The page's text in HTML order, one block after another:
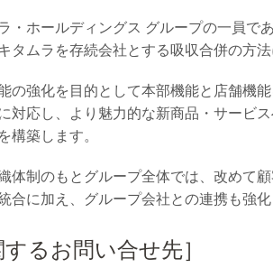
・ホールディングス グループの一員で
タムラを存続会社とする吸収合併の方
の強化を目的として本部機能と店舗機
対応し、より魅力的な新商品・サービ
構築します。
体制のもとグループ全体では、改めて
合に加え、グループ会社との連携も強化
するお問い合せ先］